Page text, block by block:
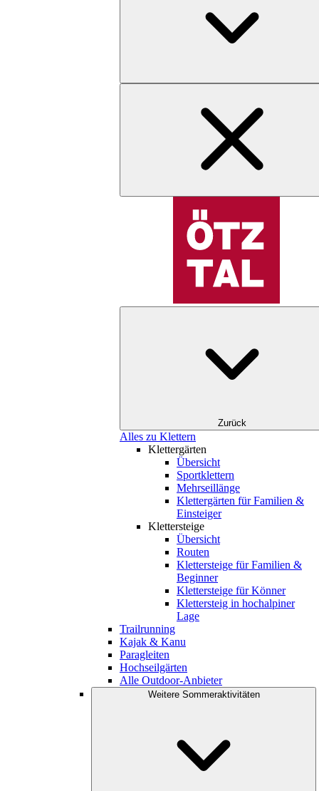
Zurück
Alles zu Klettern
Klettergärten
Übersicht
Sportklettern
Mehrseillänge
Klettergärten für Familien &
Einsteiger
Klettersteige
Übersicht
Routen
Klettersteige für Familien &
Beginner
Klettersteige für Könner
Klettersteig in hochalpiner
Lage
Trailrunning
Kajak & Kanu
Paragleiten
Hochseilgärten
Alle Outdoor-Anbieter
Weitere Sommeraktivitäten